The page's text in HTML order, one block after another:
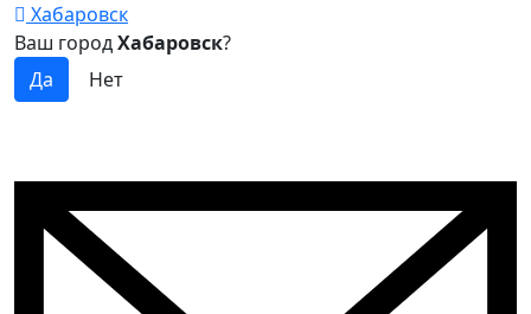
Хабаровск
Ваш городХабаровск?